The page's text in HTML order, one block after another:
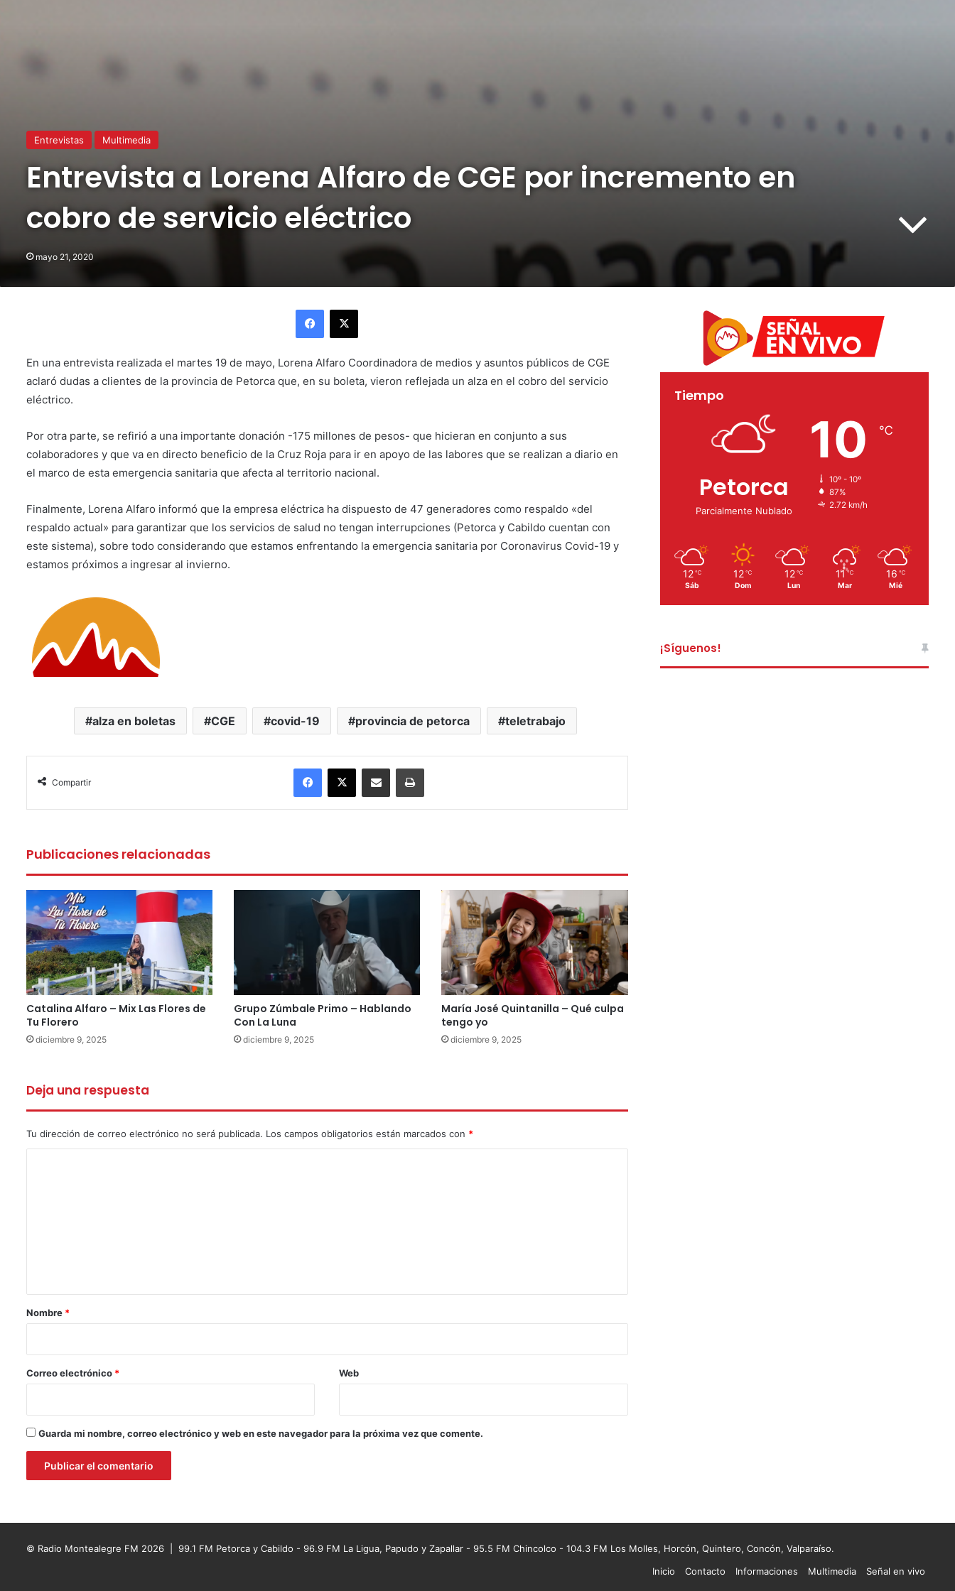
Entrevistas Multimedia
Entrevista a Lorena Alfaro de CGE por incremento en
cobro de servicio eléctrico
mayo 21, 2020
En una entrevista realizada el martes 19 de mayo, Lorena Alfaro Coordinadora de medios y asuntos públicos de CGE
aclaró dudas a clientes de la provincia de Petorca que, en su boleta, vieron reflejada un alza en el cobro del servicio
eléctrico.
Por otra parte, se refirió a una importante donación -175 millones de pesos- que hicieran en conjunto a sus
colaboradores y que va en directo beneficio de la Cruz Roja para ir en apoyo de las labores que se realizan a diario en
el marco de esta emergencia sanitaria que afecta al territorio nacional.
Finalmente, Lorena Alfaro informó que la empresa eléctrica ha dispuesto de 47 generadores como respaldo «del
respaldo actual» para garantizar que los servicios de salud no tengan interrupciones (Petorca y Cabildo cuentan con
este sistema), sobre todo considerando que estamos enfrentando la emergencia sanitaria por Coronavirus Covid-19 y
estamos próximos a ingresar al invierno.
alza en boletas CGE covid-19 provincia de petorca teletrabajo
Compartir
X Compartir por correo electrónico
Publicaciones relacionadas
Catalina Alfaro – Mix Las Flores de
Tu Florero
diciembre 9, 2025
Grupo Zúmbale Primo – Hablando
Con La Luna
diciembre 9, 2025
María José Quintanilla – Qué culpa
tengo yo
diciembre 9, 2025
Deja una respuesta
Tu dirección de correo electrónico no será publicada. Los campos obligatorios están marcados con *
r
*
Nombre *
Correo electrónico * Web
Guarda mi nombre, correo electrónico y web en este navegador para la próxima vez que comente.
Tiempo
Petorca
Parcialmente Nublado
10 ℃
10º - 10º
87%
2.72 km/h
12 ℃
Sáb
12 ℃
Dom
12 ℃
Lun
11 ℃
Mar
16 ℃
Mié
¡Síguenos!
© Radio Montealegre FM 2026 | 99.1 FM Petorca y Cabildo - 96.9 FM La Ligua, Papudo y Zapallar - 95.5 FM Chincolco - 104.3 FM Los Molles, Horcón, Quintero, Concón, Valparaíso.
Inicio
Contacto Informaciones Multimedia Señal en vivo